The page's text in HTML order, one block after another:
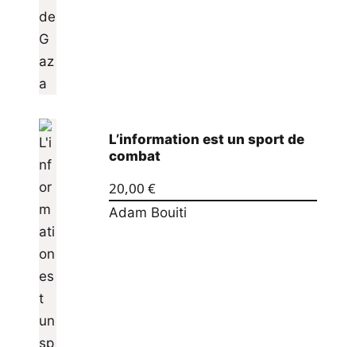
L’information est un sport de
combat
20,00 €
Adam Bouiti